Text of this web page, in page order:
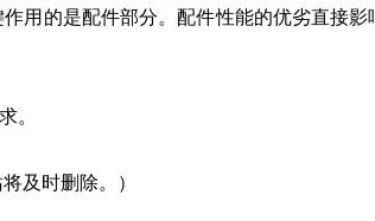
用的是配件部分。配件性能的优劣直接影
。
及时删除。）